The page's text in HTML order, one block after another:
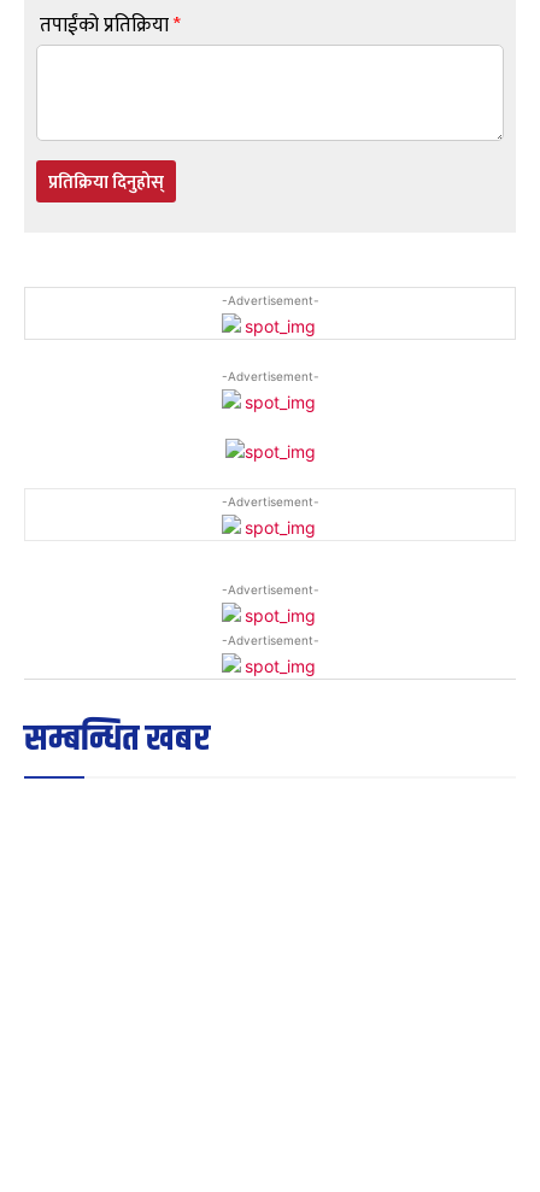
तपाईंको प्रतिक्रिया*
प्रतिक्रिया दिनुहोस्
-Advertisement-
-Advertisement-
-Advertisement-
-Advertisement-
-Advertisement-
सम्बन्धित खबर